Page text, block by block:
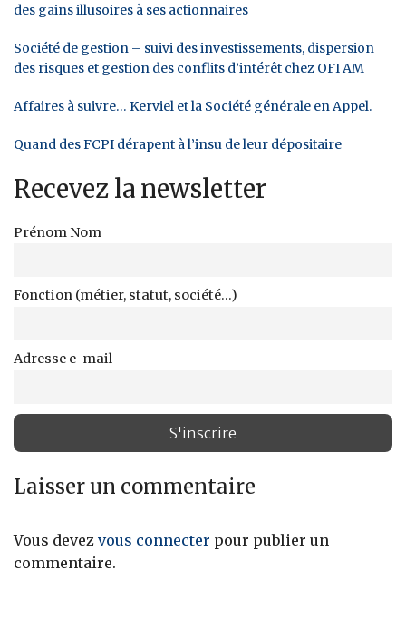
des gains illusoires à ses actionnaires
Société de gestion – suivi des investissements, dispersion
des risques et gestion des conflits d’intérêt chez OFI AM
Affaires à suivre… Kerviel et la Société générale en Appel.
Quand des FCPI dérapent à l’insu de leur dépositaire
Recevez la newsletter
Prénom Nom
Fonction (métier, statut, société...)
Adresse e-mail
Laisser un commentaire
Vous devez vous connecter pour publier un
commentaire.